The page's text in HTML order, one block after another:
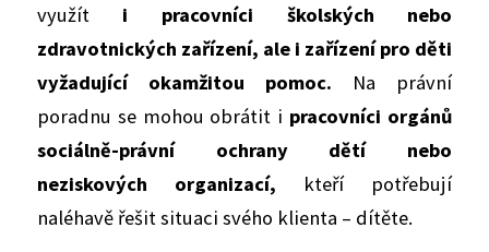
využít i pracovníci školských nebo
zdravotnických zařízení, ale i zařízení pro děti
vyžadující okamžitou pomoc. Na právní
poradnu se mohou obrátit i pracovníci orgánů
sociálně-právní ochrany dětí nebo
neziskových organizací, kteří potřebují
naléhavě řešit situaci svého klienta – dítěte.